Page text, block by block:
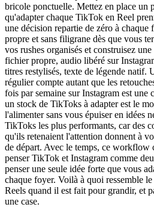
bricole ponctuelle. Mettez en place un
qu'adapter chaque TikTok en Reel
une décision repartie de zéro à
propre et sans filigrane dès que vous
vos rushes organisés et construisez
fichier propre, audio libéré sur
titres restylisés, texte de légende natif.
régulier compte autant que les
fois par semaine sur Instagram est une
un stock de TikToks à adapter est le
l'alimenter sans vous épuiser en idées
TikToks les plus performants, car des
qu'ils retenaient l'attention donnent à
de départ. Avec le temps, ce workflow
penser TikTok et Instagram comme
penser une seule idée forte que vous
chaque foyer. Voilà à quoi ressemble
Reels quand il est fait pour grandir, et
une case.